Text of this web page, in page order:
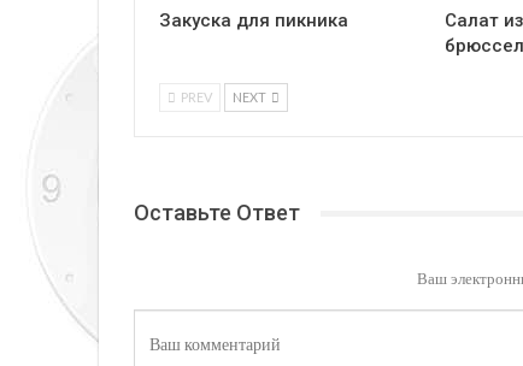
Закуска для пикника
Салат
PREV NEXT
Оставьте Ответ
Ваш